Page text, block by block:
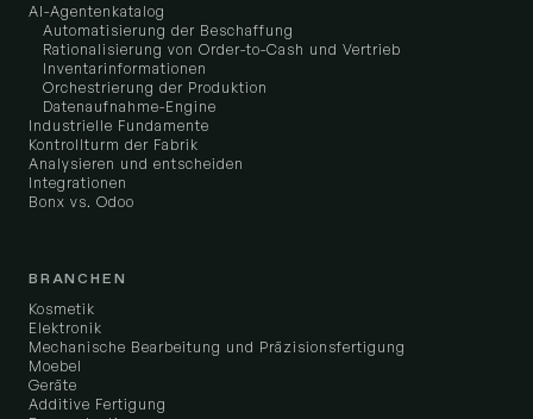
AI-Agentenkatalog
Automatisierung der Beschaffung
Rationalisierung von Order-to-Cash und Vertrieb
Inventarinformationen
Orchestrierung der Produktion
Datenaufnahme-Engine
Industrielle Fundamente
Kontrollturm der Fabrik
Analysieren und entscheiden
Integrationen
Bonx vs. Odoo
BRANCHEN
Kosmetik
Elektronik
Mechanische Bearbeitung und Präzisionsfertigung
Moebel
Geräte
Additive Fertigung